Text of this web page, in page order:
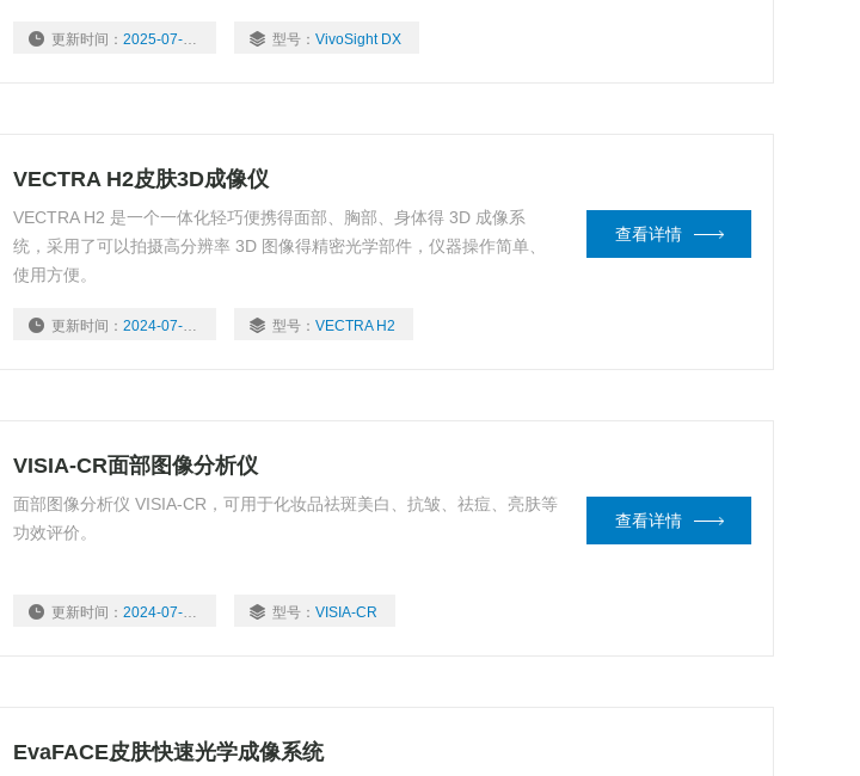
更新时间：2025-07-18 型号：VivoSight DX
VECTRA H2皮肤3D成像仪
VECTRA H2 是一个一体化轻巧便携得面部、胸部、身体得 3D 成像系
统，采用了可以拍摄高分辨率 3D 图像得精密光学部件，仪器操作简单、
使用方便。
更新时间：2024-07-03 型号：VECTRA H2
查看详情
VISIA-CR面部图像分析仪
面部图像分析仪 VISIA-CR，可用于化妆品祛斑美白、抗皱、祛痘、亮肤等
功效评价。
更新时间：2024-07-31 型号：VISIA-CR
查看详情
EvaFACE皮肤快速光学成像系统